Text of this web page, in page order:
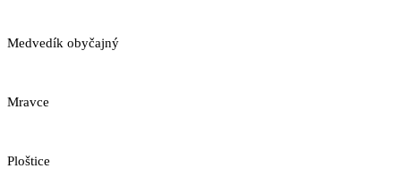
Medvedík obyčajný
Mravce
Ploštice